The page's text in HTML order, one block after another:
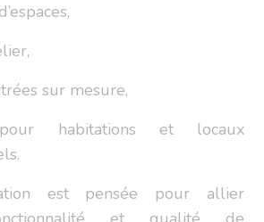
sur mesure,
habitations et locaux
est pensée pour allier